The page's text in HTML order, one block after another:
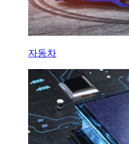
자동차